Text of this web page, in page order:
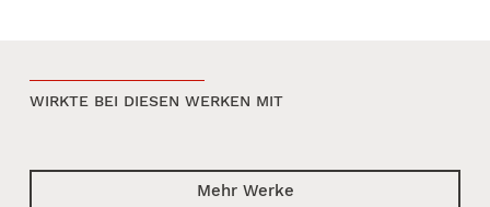
WIRKTE BEI DIESEN WERKEN MIT
Mehr Werke